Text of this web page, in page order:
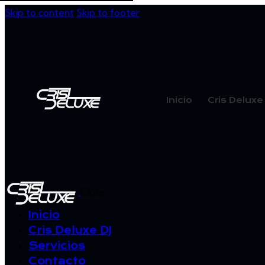
Skip to content Skip to footer
Inicio Cris Deluxe
Inicio
Cris Deluxe DJ
Servicios
Contacto